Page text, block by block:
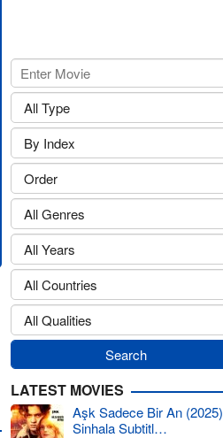
LATEST MOVIES
Aşk Sadece Bir An (2025)
Sinhala Subtitl…